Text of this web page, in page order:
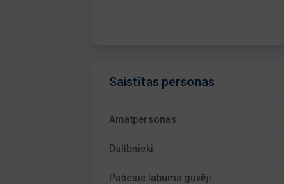
Saistītas personas
Amatpersonas
Dalībnieki
Patiesie labuma guvēji